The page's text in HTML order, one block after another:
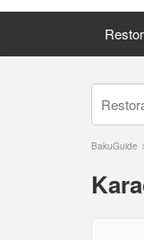
BakuGuide